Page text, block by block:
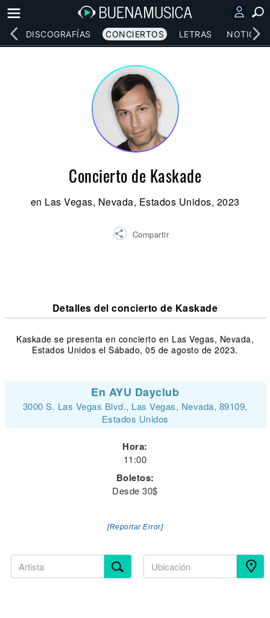
DISCOGRAFÍAS CONCIERTOS LETRAS NOTICIAS
Concierto de Kaskade
en Las Vegas, Nevada, Estados Unidos, 2023
Compartir
Detalles del concierto de Kaskade
Kaskade se presenta en concierto en Las Vegas, Nevada,
Estados Unidos el Sábado, 05 de agosto de 2023.
En AYU Dayclub
3000 S. Las Vegas Blvd., Las Vegas, Nevada, 89109,
Estados Unidos
Hora:
11:00
Boletos:
Desde 30$
[Reportar Error]